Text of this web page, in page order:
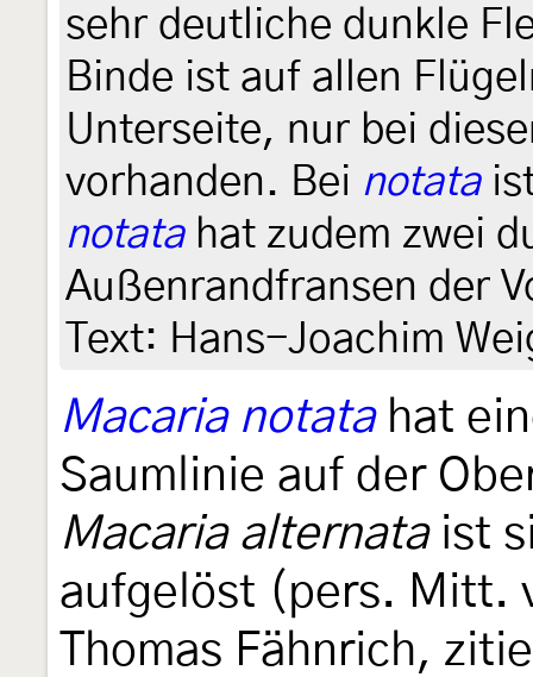
sehr deutliche dunkle
Binde ist auf allen
Unterseite, nur bei
vorhanden. Bei notata
notatahat zudem zwei
Außenrandfransen der
Text: Hans-Joachim
Macaria notatahat
Saumlinie auf der
Macaria alternataist
aufgelöst (pers. Mitt.
Thomas Fähnrich,